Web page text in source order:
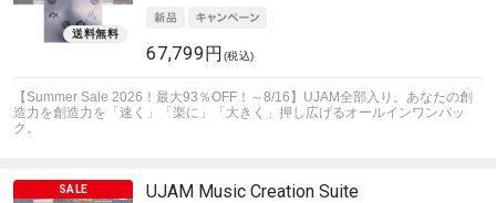
67,799円 (税込)
【Summer Sale 2026！最大93％OFF！～8/16】UJAM全部入り。あなたの創
造力を創造力を「速く」「楽に」「大きく」押し広げるオールインワンパッ
ク。
UJAM Music Creation Suite